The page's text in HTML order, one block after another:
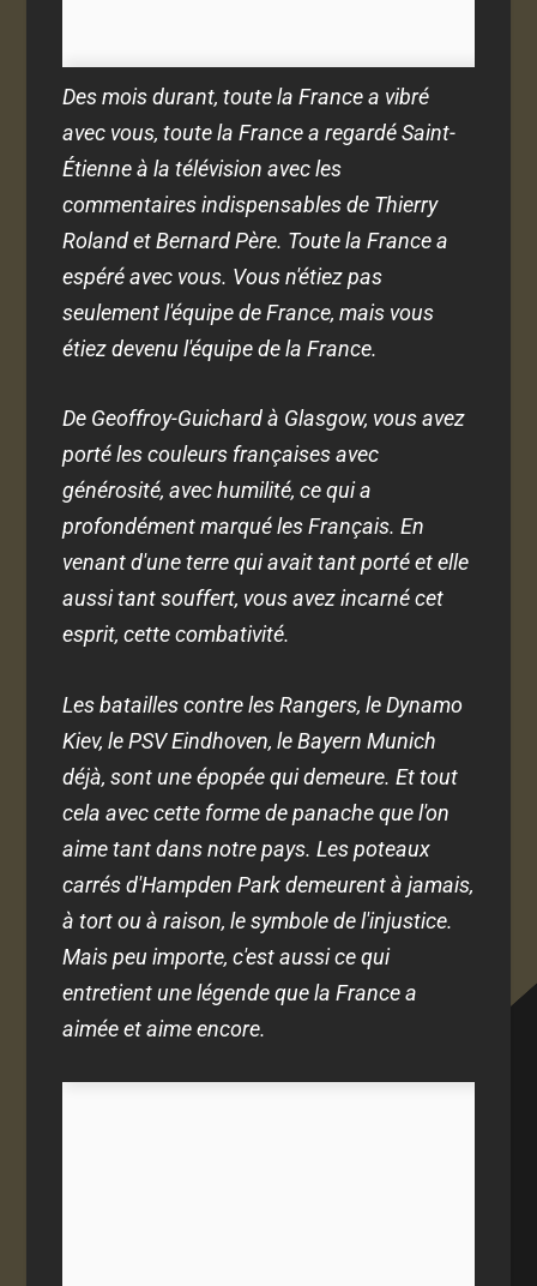
Des mois durant, toute la France a vibré
avec vous, toute la France a regardé Saint-
Étienne à la télévision avec les
commentaires indispensables de Thierry
Roland et Bernard Père. Toute la France a
espéré avec vous. Vous n'étiez pas
seulement l'équipe de France, mais vous
étiez devenu l'équipe de la France.
De Geoffroy-Guichard à Glasgow, vous avez
porté les couleurs françaises avec
générosité, avec humilité, ce qui a
profondément marqué les Français. En
venant d'une terre qui avait tant porté et elle
aussi tant souffert, vous avez incarné cet
esprit, cette combativité.
Les batailles contre les Rangers, le Dynamo
Kiev, le PSV Eindhoven, le Bayern Munich
déjà, sont une épopée qui demeure. Et tout
cela avec cette forme de panache que l'on
aime tant dans notre pays. Les poteaux
carrés d'Hampden Park demeurent à jamais,
à tort ou à raison, le symbole de l'injustice.
Mais peu importe, c'est aussi ce qui
entretient une légende que la France a
aimée et aime encore.